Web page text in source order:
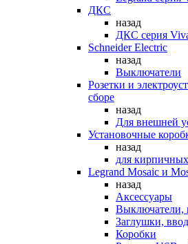
ДКС
назад
ДКС серия
Schneider Electric
назад
Выключатели
Розетки и
сборе
назад
Для внешней
Установочные
назад
для
Legrand Mosaic и
назад
Аксессуары
Выключатели,
Заглушки,
Коробки